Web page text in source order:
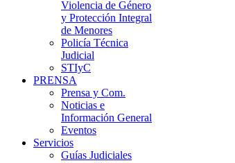
Violencia de Género
y Protección Integral
de Menores
Policía Técnica
Judicial
STIyC
PRENSA
Prensa y Com.
Noticias e
Información General
Eventos
Servicios
Guías Judiciales